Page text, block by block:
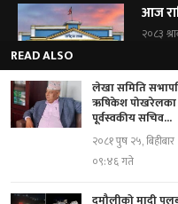
आज
२०८३
२०८३
READ ALSO
लेखा समिति
ऋषिकेश पोखरेलका
पूर्वस्वकीय सचिव...
२०८१ पुष २५, बिहीबार
०९:४६ गते